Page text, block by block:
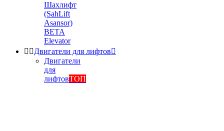
Шахлифт
(SahLift
Asansor)
BETA
Elevator
 Двигатели для лифтов
Двигатели
для
лифтовТОП